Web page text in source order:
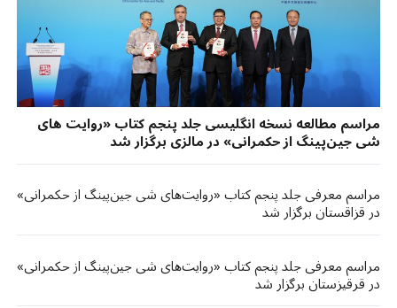
مراسم مطالعه نسخه انگلیسی جلد پنجم کتاب «روایت های
شی جین‌پینگ از حکمرانی» در مالزی برگزار شد
مراسم معرفی جلد پنجم کتاب «روایت‌های شی جین‌پینگ از حکمرانی»
در قزاقستان برگزار شد
مراسم معرفی جلد پنجم کتاب «روایت‌های شی جین‌پینگ از حکمرانی»
در قرقیزستان برگزار شد